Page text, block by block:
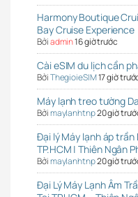
Harmony Boutique
Bay Cruise Experience
Bởiadmin16 giờ trước
Cài eSIM du lịch cần
BởiThegioieSIM17 giờ
Máy lạnh treo tường
Bởimaylanhtnp20 giờ
Đại lý Máy lạnh áp trần
TP.HCM | Thiên Ngân
Bởimaylanhtnp20 giờ
Đại Lý Máy Lạnh Âm